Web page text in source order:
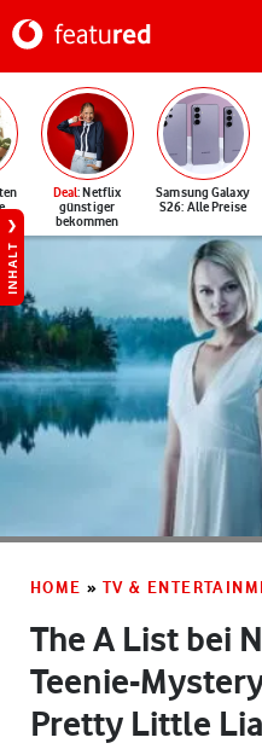
Deal: Netflix
günstiger
bekommen
Samsung Galaxy
S26: Alle Preise
INHALT
HOME » TV &
The A List bei
Teenie-
Pretty Little